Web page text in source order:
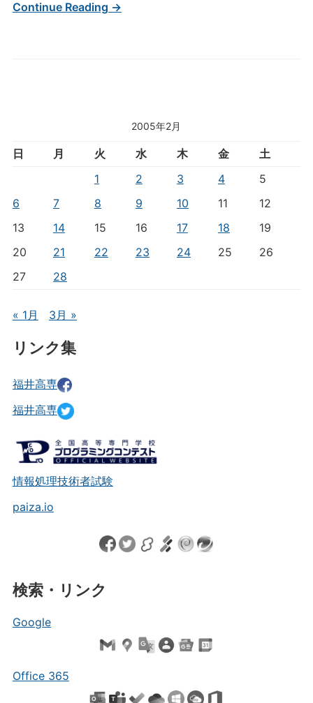
2005年2月
日 月 火 水 木 金
土
1
2 3 4
5
6
7 8 9 10 11
12
13
14 15 16 17 18
19
20
21 22 23 24 25
26
27
28
« 1月 3月 »
リンク集
福井高専
福井高専
情報処理技術者試験
paiza.io
検索・リンク
Google
Office 365
Continue Reading →